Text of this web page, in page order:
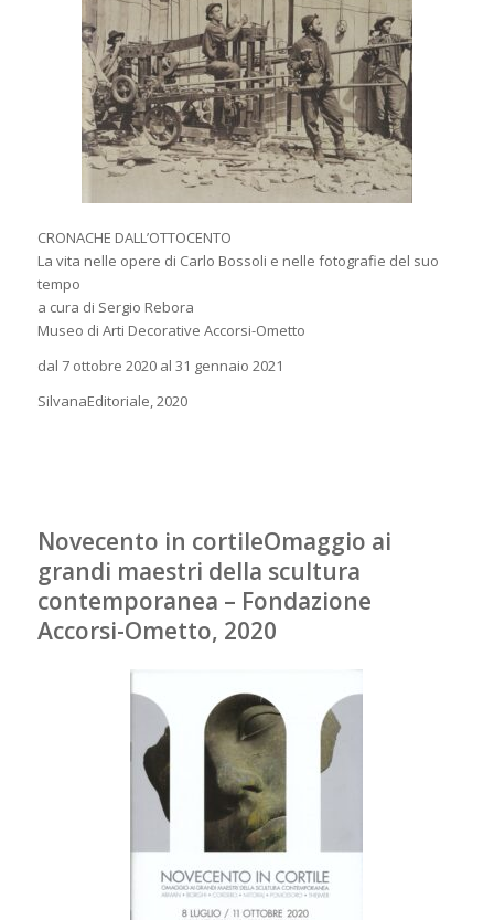
CRONACHE DALL’OTTOCENTO
La vita nelle opere di Carlo Bossoli e nelle fotografie del suo
tempo
a cura di Sergio Rebora
Museo di Arti Decorative Accorsi-Ometto
dal 7 ottobre 2020 al 31 gennaio 2021
SilvanaEditoriale, 2020
Novecento in cortileOmaggio ai
grandi maestri della scultura
contemporanea – Fondazione
Accorsi-Ometto, 2020